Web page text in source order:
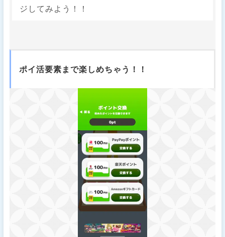
ジしてみよう！！
ポイ活要素まで楽しめちゃう！！